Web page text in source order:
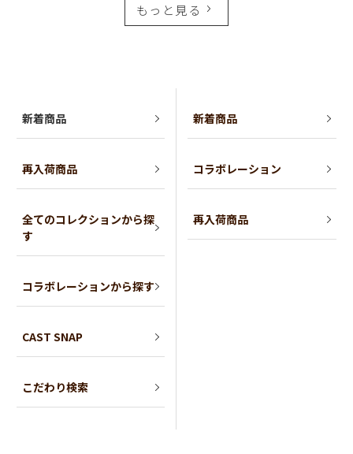
もっと見る
新着商品
再入荷商品
全てのコレクションから探
す
コラボレーションから探す
CAST SNAP
こだわり検索
新着商品
コラボレーション
再入荷商品